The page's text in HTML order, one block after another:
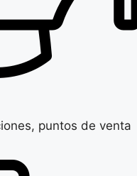
puntos de venta